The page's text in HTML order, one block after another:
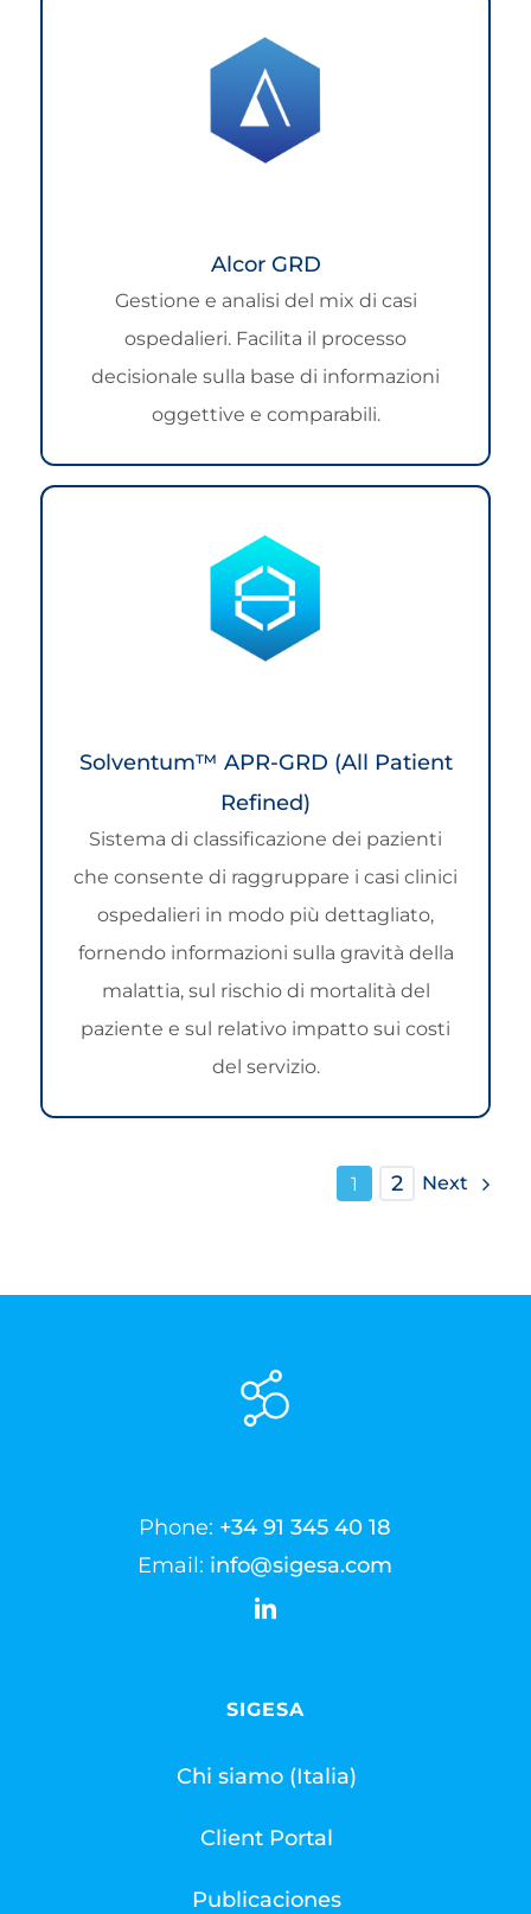
Alcor GRD
Gestione e analisi del mix di casi
ospedalieri. Facilita il processo
decisionale sulla base di informazioni
oggettive e comparabili.
Solventum™ APR-GRD (All Patient
Refined)
Sistema di classificazione dei pazienti
che consente di raggruppare i casi clinici
ospedalieri in modo più dettagliato,
fornendo informazioni sulla gravità della
malattia, sul rischio di mortalità del
paziente e sul relativo impatto sui costi
del servizio.
1 2 Next
Phone: +34 91 345 40 18
Email: info@sigesa.com
SIGESA
Chi siamo (Italia)
Client Portal
Publicaciones